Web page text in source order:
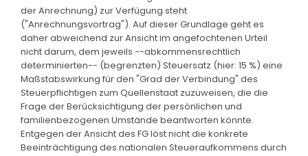
der Anrechnung) zur Verfügung steht
("Anrechnungsvortrag"). Auf dieser Grundlage geht es
daher abweichend zur Ansicht im angefochtenen Urteil
nicht darum, dem jeweils --abkommensrechtlich
determinierten-- (begrenzten) Steuersatz (hier: 15 %) eine
Maßstabswirkung für den "Grad der Verbindung" des
Steuerpflichtigen zum Quellenstaat zuzuweisen, die die
Frage der Berücksichtigung der persönlichen und
familienbezogenen Umstände beantworten könnte.
Entgegen der Ansicht des FG löst nicht die konkrete
Beeinträchtigung des nationalen Steueraufkommens durch